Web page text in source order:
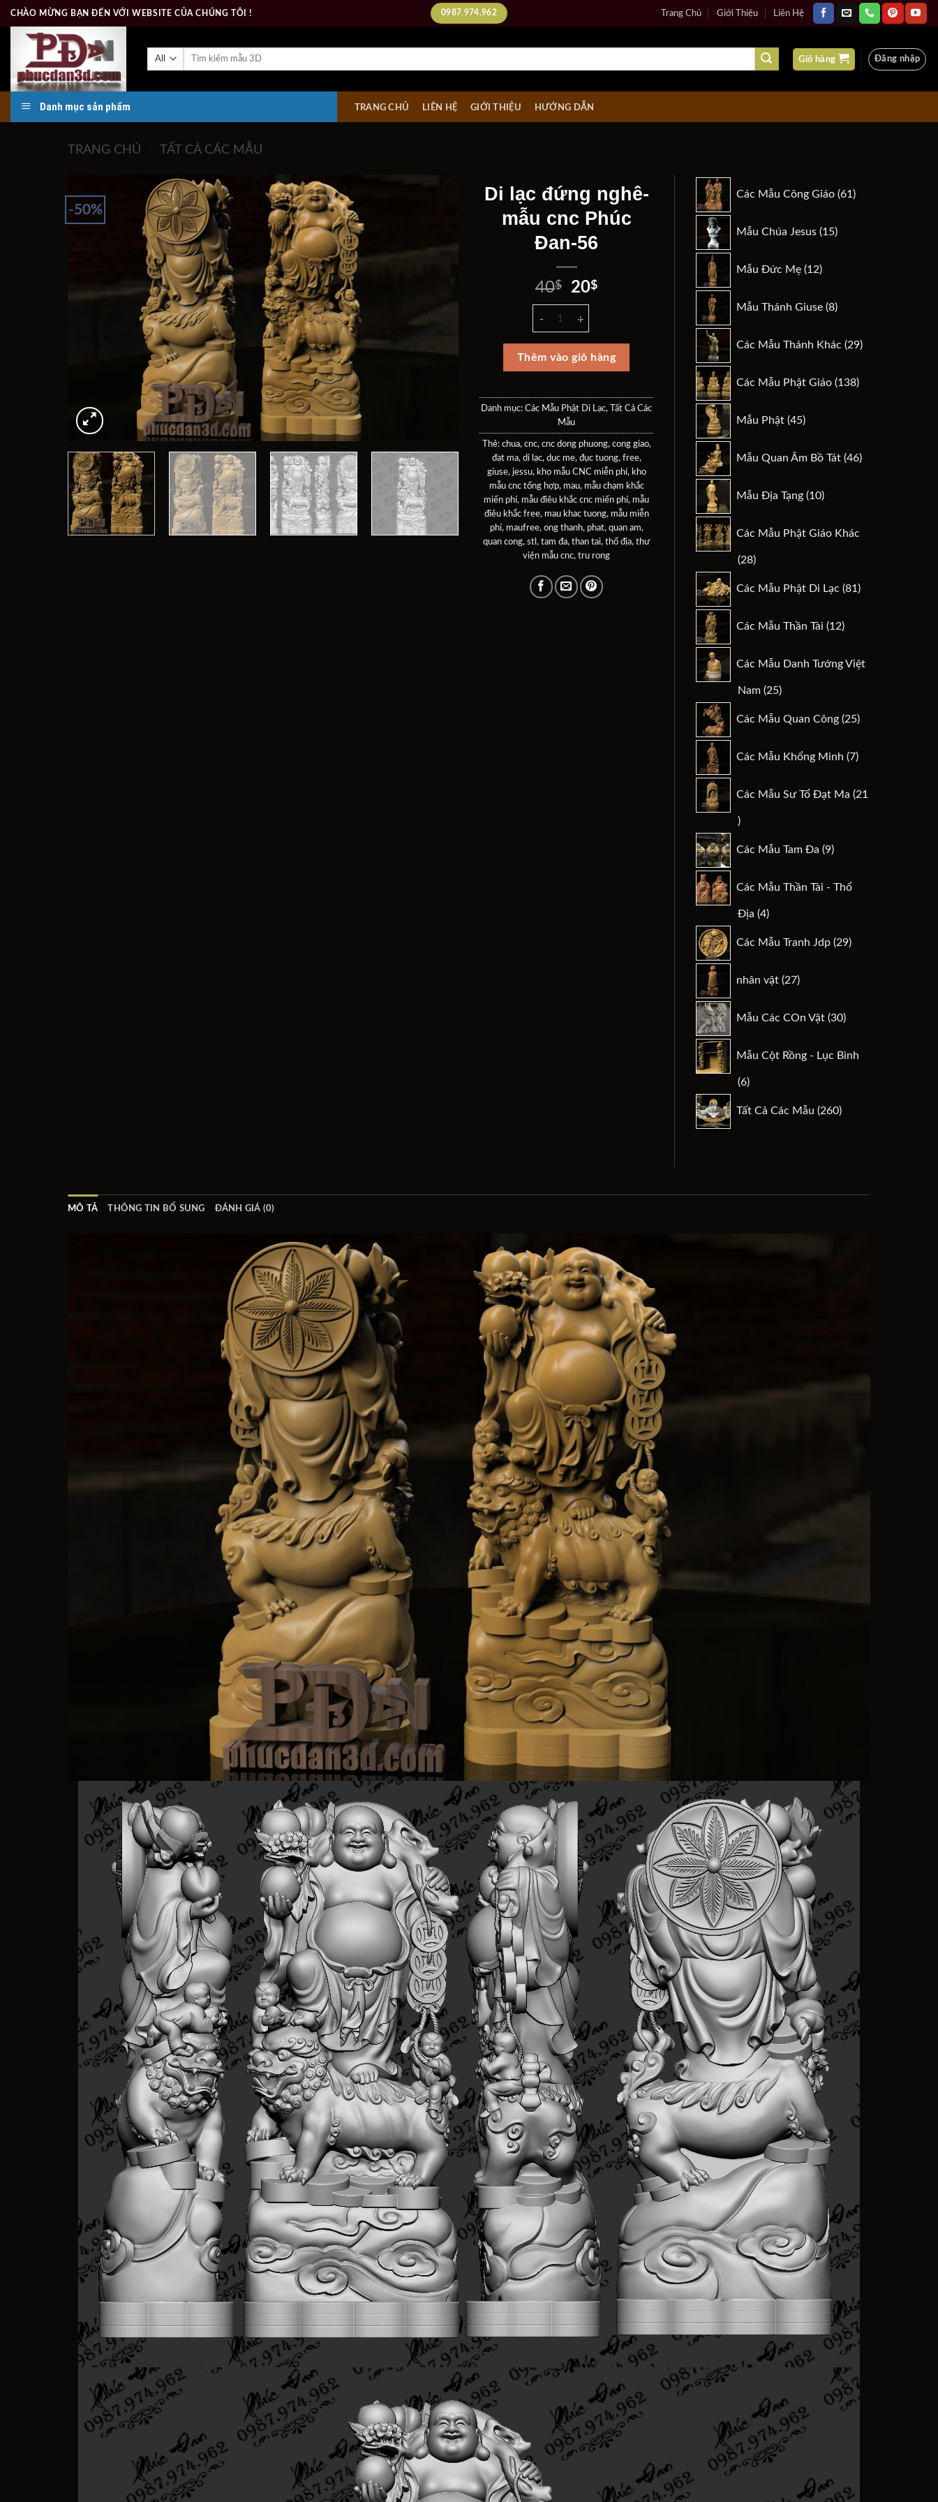
Skip
to
content
CHÀO MỪNG BẠN ĐẾN VỚI WEBSITE CỦA CHÚNG TÔI ! 0987.974.962 Trang Chủ Giới Thiệu Liên Hệ
Tìm
Giỏ hàng Đăng nhập
Danh mục sản phẩm TRANG CHỦ LIÊN HỆ GIỚI THIỆU HƯỚNG DẪN
TRANG CHỦ TẤT CẢ CÁC MẪU
-50%
Add to
Di lạc đứng nghê-
mẫu cnc Phúc
Đan-56
40$
Giá
gốc
là:
40$.
20$Giá
20$.
Di lạc đứng nghê- mẫu cnc Phúc Đan-56 số lượng
Thêm vào giỏ hàng
Danh mục: Các Mẫu Phật Di Lạc,
Tất Cả Các
Mẫu
Thẻ: chua, cnc, cnc dong phuong, cong giao,
đạt ma, di lạc, duc me, đục tuong, free,
giuse, jessu, kho mẫu CNC miễn phí, kho
mẫu cnc tổng hợp, mau, mẫu chạm khắc
miến phí, mẫu điêu khắc cnc miến phí, mẫu
điêu khắc free, mau khac tuong, mẫu miễn
phí, maufree, ong thanh, phat, quan am,
quan cong, stl , tam đa, than tai, thổ địa, thư
viện mẫu cnc, tru rong
Các Mẫu Công Giáo 61
sản
Mẫu Chúa Jesus 15
sản
Mẫu Đức Mẹ 12
sản
Mẫu Thánh Giuse 8
sản
Các Mẫu Thánh Khác
29
sản
Các Mẫu Phật Giáo 138
sản
Mẫu Phật 45
sản
Mẫu Quan Âm Bồ Tát 46
sản
Mẫu Địa Tạng 10
sản
Các Mẫu Phật Giáo Khác
2828
phẩm
Các Mẫu Phật Di Lạc 81
sản
Các Mẫu Thần Tài
12
sản
Các Mẫu Danh Tướng Việt
Nam 2525
phẩm
Các Mẫu Quan Công 25
sản
Các Mẫu Khổng Minh 7
sản
Các Mẫu Sư Tổ Đạt Ma
21
21
phẩm
Các Mẫu Tam Đa 9
sản
Các Mẫu Thần Tài - Thổ
Địa 44
phẩm
Các Mẫu Tranh Jdp 29
sản
nhân vật 27
sản
Mẫu Các COn Vật 30
sản
Mẫu Cột Rồng - Lục Bình
66
phẩm
Tất Cả Các Mẫu 260
sản
MÔ TẢ THÔNG TIN BỔ SUNG ĐÁNH GIÁ (0)